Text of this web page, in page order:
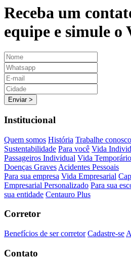
Receba um
equipe e simule o
Enviar >
Institucional
Quem somos História Trabalhe conosco
Sustentabilidade Para você Vida
Passageiros Individual Vida Temporário
Doenças Graves Acidentes Pessoais
Para sua empresa Vida Empresarial
Empresarial Personalizado Para sua
sua entidade Centauro Plus
Corretor
Benefícios de ser corretor Cadastre-se
Contato